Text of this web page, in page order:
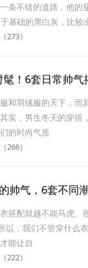
条不错的道路，他的
基础的黑白灰，比较
273）
髦！6套日常帅
和羽绒服的天下，而
实，男生冬天的穿搭
的时尚气质
266）
帅气，6套不同
搭配就越不能马虎
以，我们不管穿什么
能让自
222）